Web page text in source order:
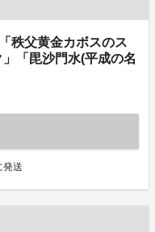
秩父黄金カボスのス
「毘沙門水(平成の名
発送